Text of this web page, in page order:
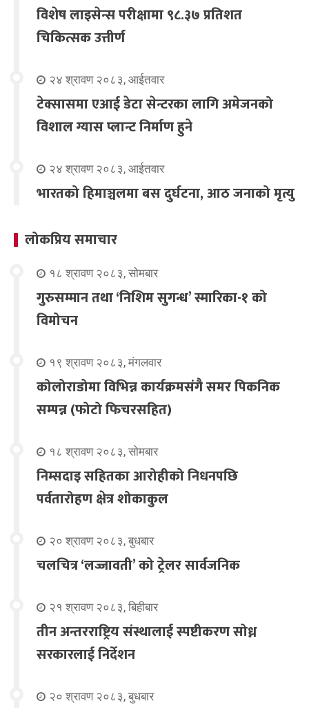
विशेष लाइसेन्स परीक्षामा ९८.३७ प्रतिशत
चिकित्सक उत्तीर्ण
२४ श्रावण २०८३, आईतवार
टेक्सासमा एआई डेटा सेन्टरका लागि अमेजनको
विशाल ग्यास प्लान्ट निर्माण हुने
२४ श्रावण २०८३, आईतवार
भारतको हिमाञ्चलमा बस दुर्घटना, आठ जनाको मृत्यु
लोकप्रिय समाचार
१८ श्रावण २०८३, सोमबार
गुरुसम्मान तथा ‘निशिम सुगन्ध’ स्मारिका-१ को
विमोचन
१९ श्रावण २०८३, मंगलवार
कोलोराडोमा विभिन्न कार्यक्रमसंगै समर पिकनिक
सम्पन्न (फोटो फिचरसहित)
१८ श्रावण २०८३, सोमबार
निम्सदाइ सहितका आरोहीको निधनपछि
पर्वतारोहण क्षेत्र शोकाकुल
२० श्रावण २०८३, बुधबार
चलचित्र ‘लज्जावती’ को ट्रेलर सार्वजनिक
२१ श्रावण २०८३, बिहीबार
तीन अन्तरराष्ट्रिय संस्थालाई स्पष्टीकरण सोध्न
सरकारलाई निर्देशन
२० श्रावण २०८३, बुधबार